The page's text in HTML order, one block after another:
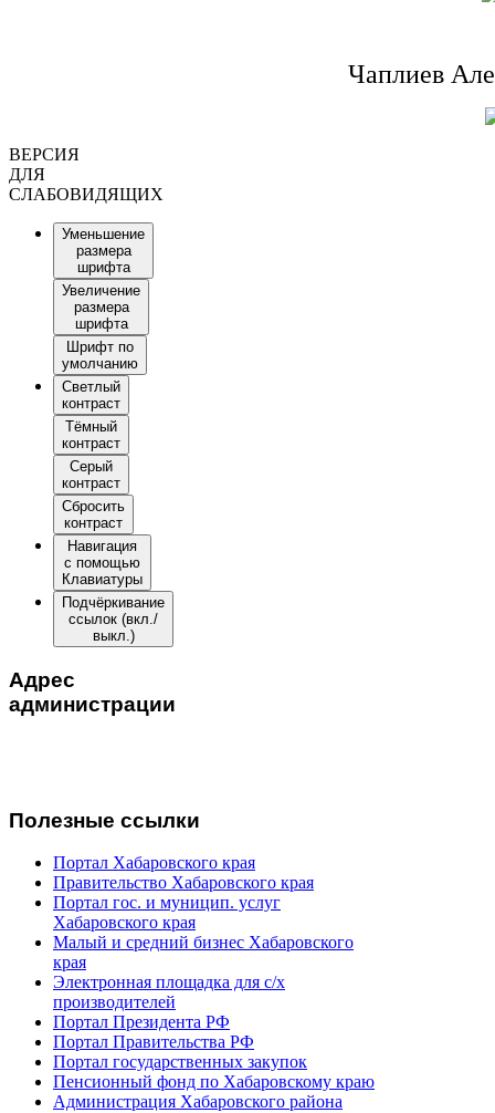
Чаплиев
ВЕРСИЯ
ДЛЯ
СЛАБОВИДЯЩИХ
Уменьшение
размера
шрифта
Увеличение
размера
шрифта
Шрифт по
умолчанию
Светлый
контраст
Тёмный
контраст
Серый
контраст
Сбросить
контраст
Навигация
с помощью
Клавиатуры
Подчёркивание
ссылок (вкл./
выкл.)
Адрес
администрации
Полезные ссылки
Портал Хабаровского края
Правительство Хабаровского края
Портал гос. и муницип. услуг
Хабаровского края
Малый и средний бизнес Хабаровского
края
Электронная площадка для с/х
производителей
Портал Президента РФ
Портал Правительства РФ
Портал государственных закупок
Пенсионный фонд по Хабаровскому краю
Администрация Хабаровского района